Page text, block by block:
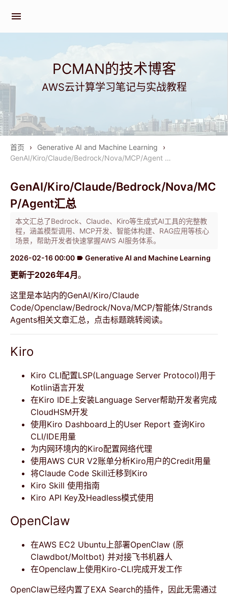
menu
PCMAN的技术博客
AWS云计算学习笔记与实战教程
首页 › Generative AI and Machine Learning
›
GenAI/Kiro/Claude/Bedrock/Nova/MCP/Agent …
GenAI/Kiro/Claude/Bedrock/Nova/MC
P/Agent汇总
本文汇总了Bedrock、Claude、Kiro等生成式AI工具的完整教
程，涵盖模型调用、MCP开发、智能体构建、RAG应用等核心
场景，帮助开发者快速掌握AWS AI服务体系。
2026-02-16 00:00 label Generative AI and Machine Learning
更新于2026年4月 。
这里是本站内的GenAI/Kiro/Claude
Code/Openclaw/Bedrock/Nova/MCP/智能体/Strands
Agents相关文章汇总，点击标题跳转阅读。
Kiro
Kiro CLI配置LSP(Language Server Protocol)用于
Kotlin语言开发
在Kiro IDE上安装Language Server帮助开发者完成
CloudHSM开发
使用Kiro Dashboard上的User Report 查询Kiro
CLI/IDE用量
为内网环境内的Kiro配置网络代理
使用AWS CUR V2账单分析Kiro用户的Credit用量
将Claude Code Skill迁移到Kiro
Kiro Skill 使用指南
Kiro API Key及Headless模式使用
OpenClaw
在AWS EC2 Ubuntu上部署OpenClaw (原
Clawdbot/Moltbot) 并对接飞书机器人
在Openclaw上使用Kiro-CLI完成开发工作
OpenClaw已经内置了EXA Search的插件，因此无需通过